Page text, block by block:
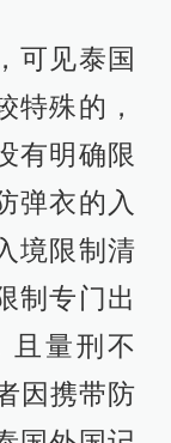
可见泰国
特殊的，
有明确限
弹衣的入
境限制清
制专门出
且量刑不
因携带防